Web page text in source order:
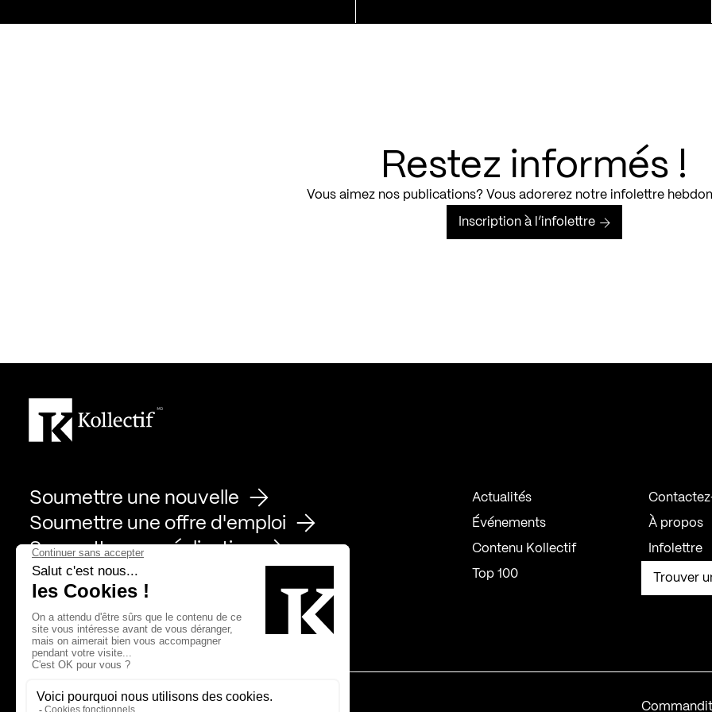
Restez informés !
Vous aimez nos publications? Vous adorerez notre infolettre
Inscription à l’infolettre
Soumettre une nouvelle
Soumettre une offre d'emploi
Soumettre une réalisation
Actualités
Événements
Contenu Kollectif
Top 100
À propos
Infolettre
Trouver
Page Facebook de Kollectif
Page Instagram de Kollectif
Page Linkedin de Kollectif
Partenaires